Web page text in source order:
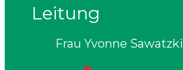
Leitung
Frau Yvonne Sawatzki